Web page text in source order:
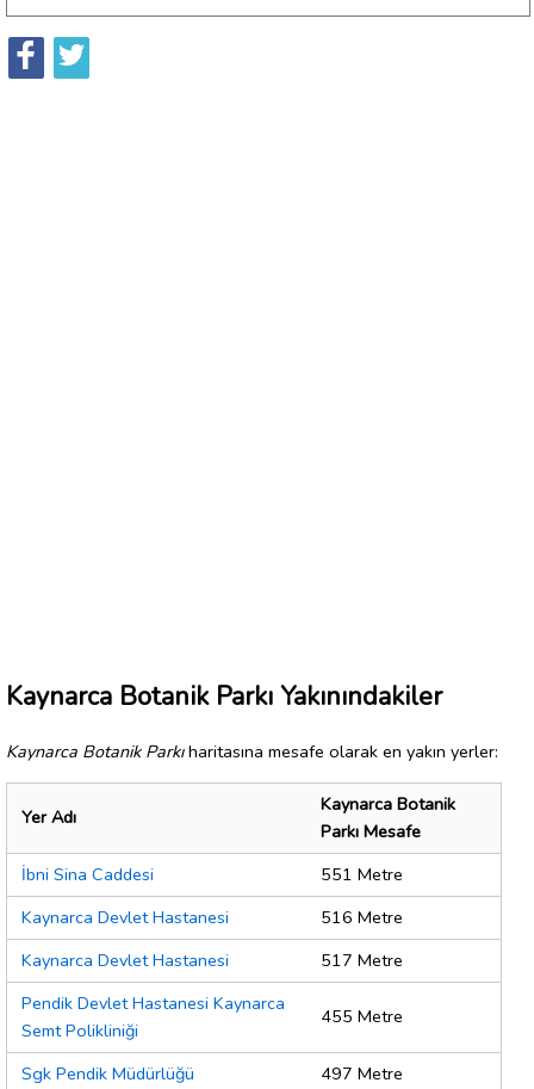
Kaynarca Botanik Parkı Yakınındakiler
Kaynarca Botanik Parkıharitasına mesafe olarak en yakın yerler:
Yer Adı
Kaynarca Botanik
Parkı Mesafe
İbni Sina Caddesi
551 Metre
Kaynarca Devlet Hastanesi
516 Metre
Kaynarca Devlet Hastanesi
517 Metre
Pendik Devlet Hastanesi Kaynarca
Semt Polikliniği
455 Metre
Sgk Pendik Müdürlüğü
497 Metre